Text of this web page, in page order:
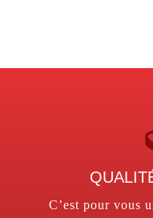
C’est pour vous